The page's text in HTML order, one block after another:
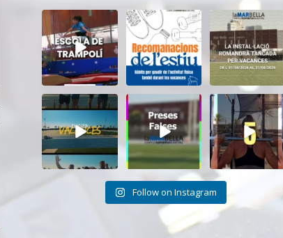
Inscriu-te a
l’Escola de
Trampolí del
CEM...
11 0
Aquest estiu,
continua movent-
te i cuidant-te! ...
5 0
El CEM La Mar
Bella romandrà
tancat durant el
11 0
Tanquem una
nova temporada
al CEM La Mar
Bella....
27 1
Darrere de cada
vídeo... també hi
ha moments...
26 2
Cada sessió és
un pas més cap als
teus...
19 0
Follow on Instagram